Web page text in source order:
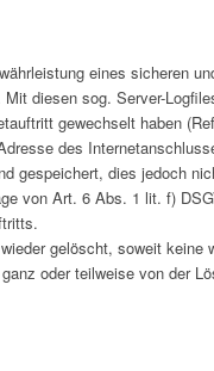
eines sicheren
diesen sog. Server-
gewechselt haben
des
gespeichert, dies jedoch
von Art. 6 Abs. 1 lit. f)
gelöscht, soweit
oder teilweise von der